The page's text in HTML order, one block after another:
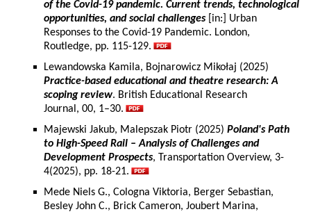
of the Covid-19 pandemic. Current trends, technological
opportunities, and social challenges[in:] Urban
Responses to the Covid-19 Pandemic. London,
Routledge, pp. 115-129.
Lewandowska Kamila, Bojnarowicz Mikołaj (2025)
Practice-based educational and theatre research: A
scoping review. British Educational Research
Journal, 00, 1–30.
Majewski Jakub, Malepszak Piotr (2025) Poland's Path
to High-Speed Rail – Analysis of Challenges and
Development Prospects, Transportation Overview, 3-
4(2025), pp. 18-21.
Mede Niels G., Cologna Viktoria, Berger Sebastian,
Besley John C., Brick Cameron, Joubert Marina,